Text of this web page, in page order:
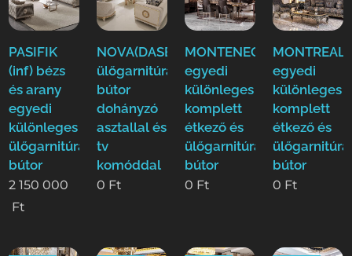
PASIFIK
(inf) bézs
és arany
egyedi
különleges
ülőgarnitúra
bútor
2 150 000
Ft
NOVA(DASE)
ülőgarnitúra
bútor
dohányzó
asztallal és
tv
komóddal
0 Ft
MONTENEGRO(EFE)Luxus
egyedi
különleges
komplett
étkező és
ülőgarnitúra
bútor
0 Ft
egyedi
különleges
komplett
étkező és
ülőgarnitúra
bútor
0 Ft